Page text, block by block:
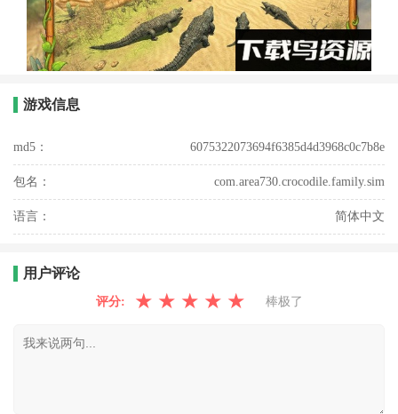
游戏信息
md5： 6075322073694f6385d4d3968c0c7b8e
包名： com.area730.crocodile.family.sim
语言： 简体中文
用户评论
评分: ★ ★ ★ ★ ★ 棒极了